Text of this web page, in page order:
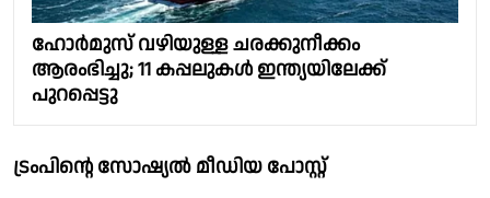
ഹോർമുസ് വഴിയുള്ള ചരക്കുനീക്കം
ആരംഭിച്ചു; 11 കപ്പലുകൾ ഇന്ത്യയിലേക്ക്
പുറപ്പെട്ടു
ട്രംപിന്റെ സോഷ്യല്‍ മീഡിയ പോസ്റ്റ്